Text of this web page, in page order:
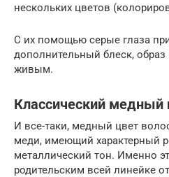
нескольких цветов
С их помощью серые глаза
дополнительный блеск,
живым.
Классический медный
И все-таки, медный цвет
меди, имеющий характерный
металлический тон. Именно
родительским всей линейке